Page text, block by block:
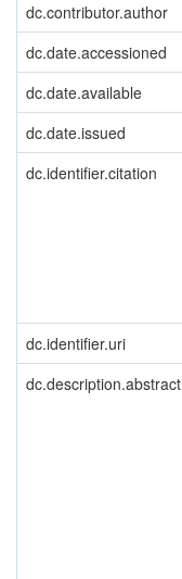
dc.contributor.author
dc.date.accessioned
dc.date.available
dc.date.issued
dc.identifier.citation
dc.identifier.uri
dc.description.abstract